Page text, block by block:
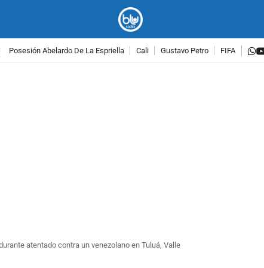
Posesión Abelardo De La Espriella Cali Gustavo Petro FIFA
atentado contra un venezolano en Tuluá, Valle